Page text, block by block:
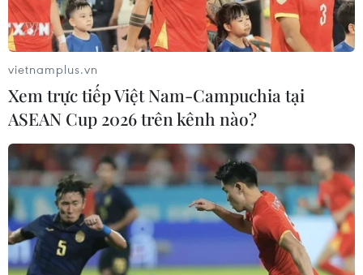
Quảng Ninh khánh thành,
thông tuyến ba dự án giao thông lớn
27/01/2022 07:41
Dự án cầu Cửa Lục 1, đường bao biển Hạ Long-Cẩm
Phả và cao tốc Vân Đồn-Móng Cái được khánh thành,
thông tuyến kỹ thuật ngày 26/1.
vietnamplus.vn
Xem trực tiếp Việt Nam-Campuchia tại
ASEAN Cup 2026 trên kênh nào?